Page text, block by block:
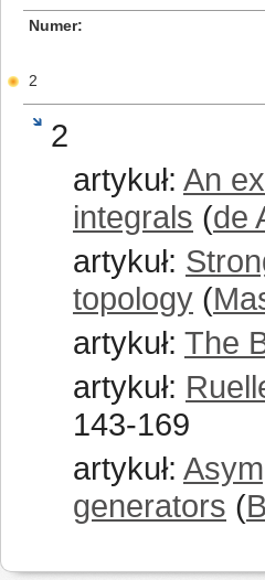
Numer
2
2
artykuł: An
integrals (de
artykuł:
topology (
artykuł: The
artykuł:
143-169
artykuł:
generators (